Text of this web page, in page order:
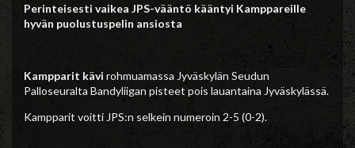
Perinteisesti vaikea JPS-vääntö kääntyi Kamppareille
hyvän puolustuspelin ansiosta
Kampparit kävi rohmuamassa Jyväskylän Seudun
Palloseuralta Bandyliigan pisteet pois lauantaina Jyväskylässä.
Kampparit voitti JPS:n selkein numeroin 2-5 (0-2).